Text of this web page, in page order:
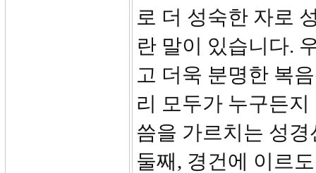
로 더 성숙한 자로
란 말이 있습니다.
고 더욱 분명한 복
리 모두가 누구든
씀을 가르치는 성
둘째, 경건에 이르